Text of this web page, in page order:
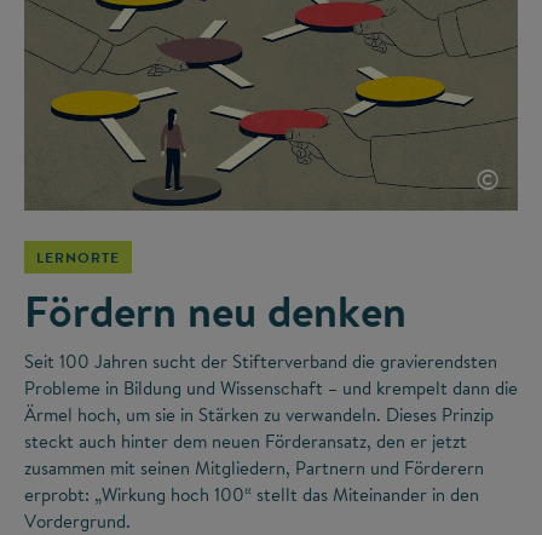
©
LERNORTE
Fördern neu denken
Seit 100 Jahren sucht der Stifterverband die gravierendsten
Probleme in Bildung und Wissenschaft – und krempelt dann die
Ärmel hoch, um sie in Stärken zu verwandeln. Dieses Prinzip
steckt auch hinter dem neuen Förderansatz, den er jetzt
zusammen mit seinen Mitgliedern, Partnern und Förderern
erprobt: „Wirkung hoch 100“ stellt das Miteinander in den
Vordergrund.